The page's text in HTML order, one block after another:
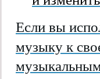
Если вы
музыку к